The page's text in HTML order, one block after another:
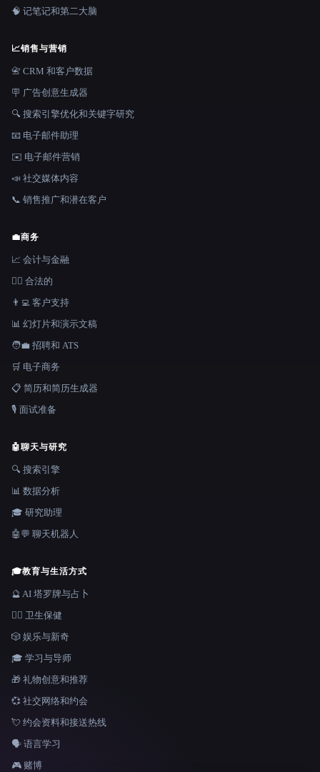
🧠 记笔记和第二大脑
📈销售与营销
📇 CRM 和客户数据
🪧 广告创意生成器
🔍 搜索引擎优化和关键字研究
📧 电子邮件助理
✉️ 电子邮件营销
📣 社交媒体内容
📞 销售推广和潜在客户
💼商务
📈 会计与金融
👩‍⚖️ 合法的
👨‍💻 客户支持
📊 幻灯片和演示文稿
🧑‍💼 招聘和 ATS
🛒 电子商务
📋 简历和简历生成器
🎙️ 面试准备
🤖聊天与研究
🔍 搜索引擎
📊 数据分析
🎓 研究助理
🤖💬 聊天机器人
🎓教育与生活方式
🔮 AI 塔罗牌与占卜
👩‍⚕️ 卫生保健
🎲 娱乐与新奇
🎓 学习与导师
🎁 礼物创意和推荐
💞 社交网络和约会
💘 约会资料和接送热线
🗣️ 语言学习
🎮 赌博